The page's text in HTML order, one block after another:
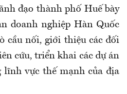
đạo thành phố Huế bày
doanh nghiệp Hàn Quốc
cầu nối, giới thiệu các đối
cứu, triển khai các dự án
lĩnh vực thế mạnh của địa